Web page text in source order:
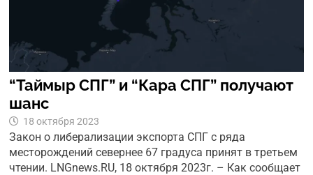
“Таймыр СПГ” и “Кара СПГ” получают
шанс
18 октября 2023
Закон о либерализации экспорта СПГ с ряда
месторождений севернее 67 градуса принят в третьем
чтении. LNGnews.RU, 18 октября 2023г. – Как сообщает